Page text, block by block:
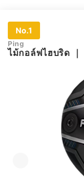
No.1
Ping
ไม้กอล์ฟไฮบริด ｜